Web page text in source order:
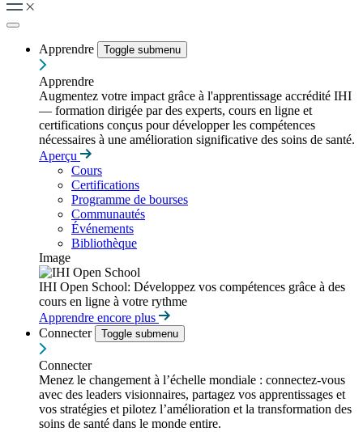
Apprendre Toggle submenu
Apprendre
Augmentez votre impact grâce à l'apprentissage accrédité IHI
— formation dirigée par des experts, cours en ligne et
certifications conçus pour développer les compétences
nécessaires à une amélioration significative des soins de santé.
Aperçu
Cours
Certifications
Programme de bourses
Communautés
Événements
Bibliothèque
Image
IHI Open School: Développez vos compétences grâce à des
cours en ligne à votre rythme
Apprendre encore plus
Connecter
Toggle submenu
Connecter
Menez le changement à l’échelle mondiale : connectez-vous
avec des leaders visionnaires, partagez vos apprentissages et
vos stratégies et pilotez l’amélioration et la transformation des
soins de santé dans le monde entire.